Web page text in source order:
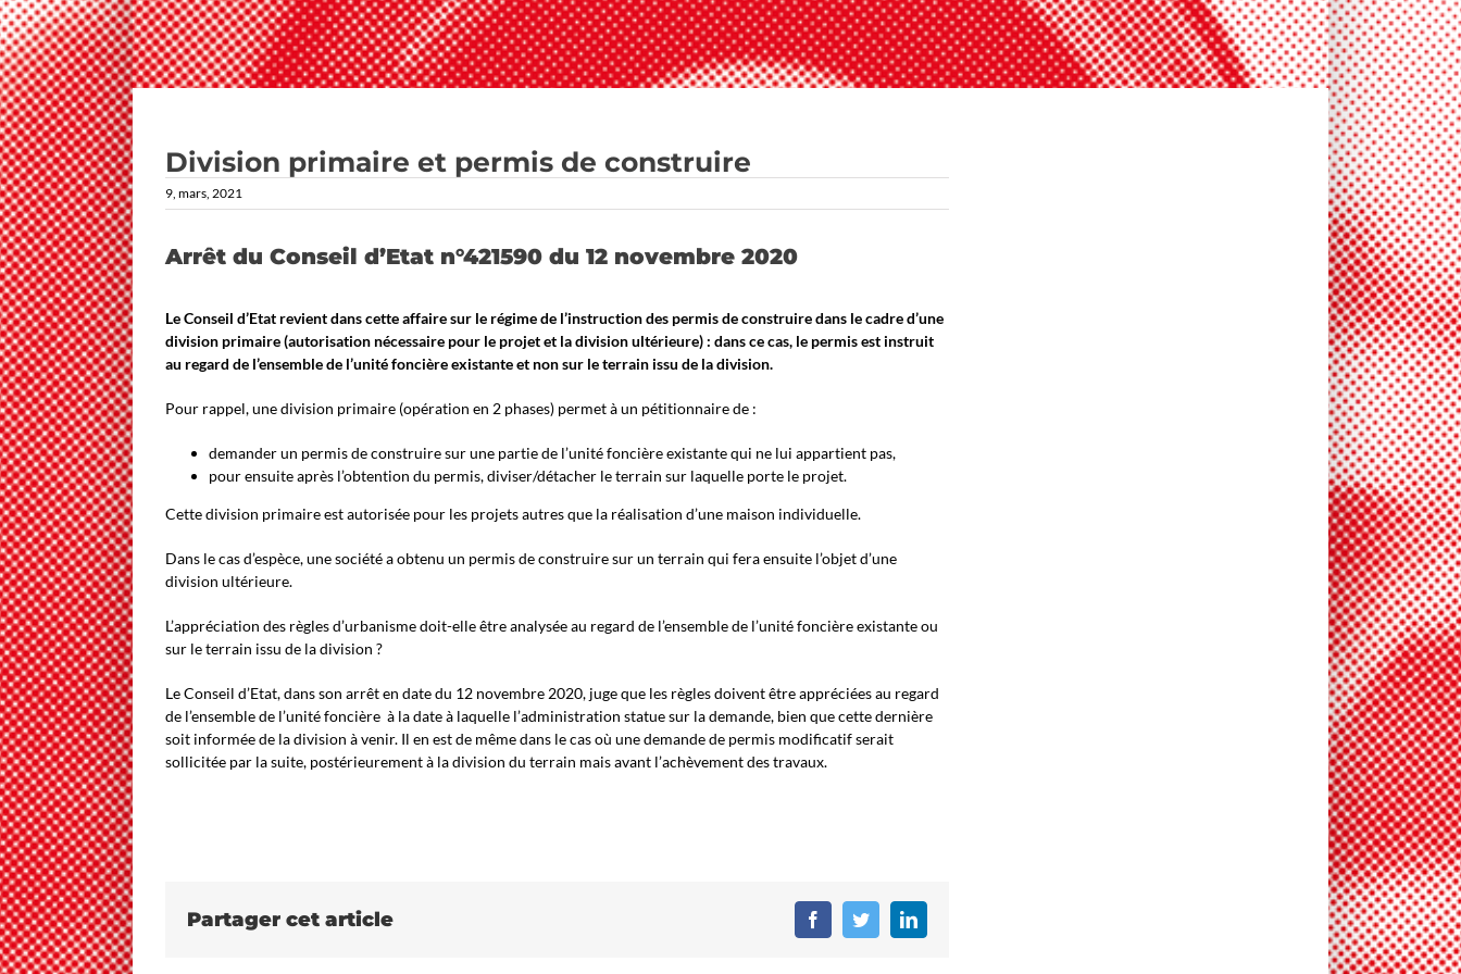
Division primaire et permis de construire
9, mars, 2021
Arrêt du Conseil d’Etat n°421590 du 12 novembre 2020
Le Conseil d’Etat revient dans cette affaire sur le régime de l’instruction des permis de construire dans le cadre d’une
division primaire (autorisation nécessaire pour le projet et la division ultérieure) : dans ce cas, le permis est instruit
au regard de l’ensemble de l’unité foncière existante et non sur le terrain issu de la division.
Pour rappel, une division primaire (opération en 2 phases) permet à un pétitionnaire de :
demander un permis de construire sur une partie de l’unité foncière existante qui ne lui appartient pas,
pour ensuite après l’obtention du permis, diviser/détacher le terrain sur laquelle porte le projet.
Cette division primaire est autorisée pour les projets autres que la réalisation d’une maison individuelle.
Dans le cas d’espèce, une société a obtenu un permis de construire sur un terrain qui fera ensuite l’objet d’une
division ultérieure.
L’appréciation des règles d’urbanisme doit-elle être analysée au regard de l’ensemble de l’unité foncière existante ou
sur le terrain issu de la division ?
Le Conseil d’Etat, dans son arrêt en date du 12 novembre 2020, juge que les règles doivent être appréciées au regard
de l’ensemble de l’unité foncière à la date à laquelle l’administration statue sur la demande, bien que cette dernière
soit informée de la division à venir. Il en est de même dans le cas où une demande de permis modificatif serait
sollicitée par la suite, postérieurement à la division du terrain mais avant l’achèvement des travaux.
Partager cet article FacebookTwitterLinkedIn